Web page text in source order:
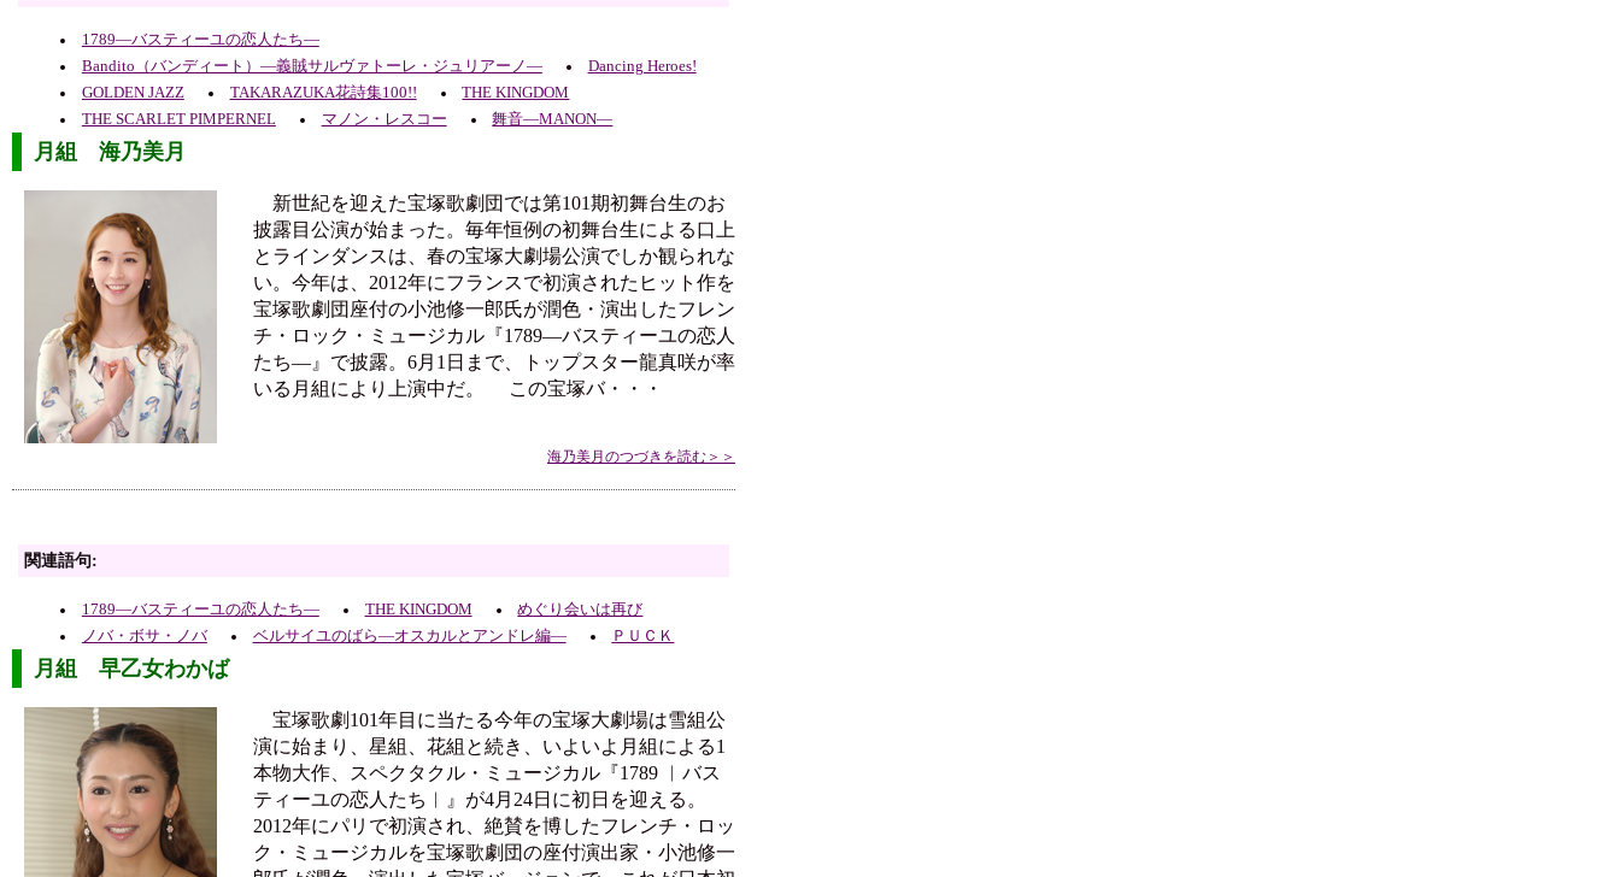
1789―バスティーユの恋人たち―
Bandito（バンディート）―義賊サルヴァトーレ・ジュリアーノ―
Dancing Heroes!
GOLDEN JAZZ
TAKARAZUKA花詩集100!!
THE KINGDOM
THE SCARLET PIMPERNEL
マノン・レスコー 舞音―MANON―
月組 海乃美月
新世紀を迎えた宝塚歌劇団では第101期初舞台生のお
披露目公演が始まった。毎年恒例の初舞台生による口上
とラインダンスは、春の宝塚大劇場公演でしか観られな
い。今年は、2012年にフランスで初演されたヒット作を
宝塚歌劇団座付の小池修一郎氏が潤色・演出したフレン
チ・ロック・ミュージカル『1789―バスティーユの恋人
たち―』で披露。6月1日まで、トップスター龍真咲が率
いる月組により上演中だ。 この宝塚バ・・・
海乃美月のつづきを読む＞＞
関連語句:
1789―バスティーユの恋人たち― THE KINGDOM
めぐり会いは再び
ノバ・ボサ・ノバ
ベルサイユのばら―オスカルとアンドレ編― ＰＵＣＫ
月組 早乙女わかば
宝塚歌劇101年目に当たる今年の宝塚大劇場は雪組公
演に始まり、星組、花組と続き、いよいよ月組による1
本物大作、スペクタクル・ミュージカル『1789 ︱バス
ティーユの恋人たち︱』が4月24日に初日を迎える。
2012年にパリで初演され、絶賛を博したフレンチ・ロッ
ク・ミュージカルを宝塚歌劇団の座付演出家・小池修一